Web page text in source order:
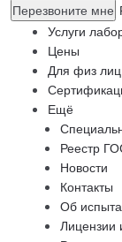
Перезвоните мне
Услуги
Цены
Для физ лиц
Ещё
Реестр
Новости
Контакты
Об
Лицензии